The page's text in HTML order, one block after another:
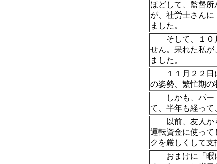
ほどして、監督
が、社労士さんに
ました。
そして、１０月
せん。呆れた私が
ました。
１１月２２日に
の姿勢、繁忙期の
しかも、パート
て、半年も経っ
以前、友人から
運転資金に使って
クを厳しくして支
おまけに「暇に